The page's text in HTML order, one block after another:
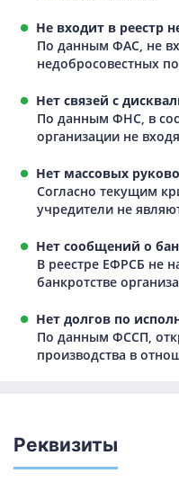
Не входит в реестр
По данным ФАС, не
недобросовестных
Нет связей с
По данным ФНС, в
организации не
Нет массовых
Согласно текущим
учредители не
Нет сообщений о
В реестре ЕФРСБ не
банкротстве
Нет долгов по
По данным ФССП,
производства в
Реквизиты